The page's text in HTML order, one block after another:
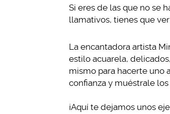
Si eres de las que no se
llamativos, tienes que
La encantadora artista
estilo acuarela,
mismo para hacerte uno
confianza y muéstrale
¡Aquí te dejamos unos